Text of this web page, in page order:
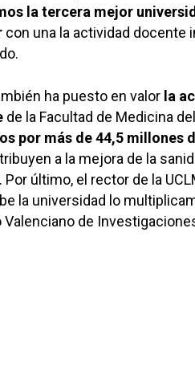
la tercera mejor
con una la actividad docente
ha puesto en valor la
de la Facultad de Medicina
por más de 44,5 millones
a la mejora de la
Por último, el rector de la
la universidad lo
de